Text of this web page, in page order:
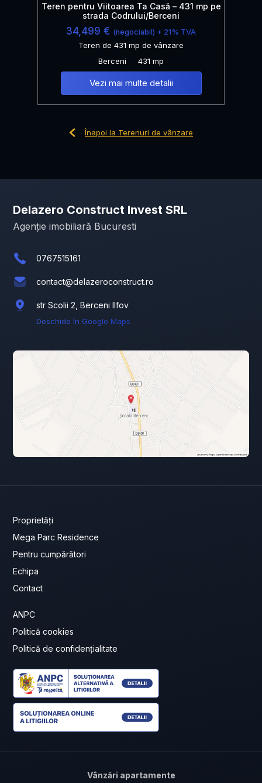
Teren pentru Viitoarea Ta Casă – 431 mp pe
strada Codrului/Berceni
34,499 € (negociabil) + 21% TVA
Teren de 431 mp de vânzare
Berceni
431 mp
Vezi mai multe detalii
Înapoi la Terenuri de vânzare
Delazero Construct Invest SRL
Agenție imobiliară Bucuresti
0767515161
contact@delazeroconstruct.ro
str Scolii 2, Berceni Ilfov
Deschide în Google Maps
Proprietăți
Mega Parc Residence
Pentru cumpărători
Echipa
Contact
ANPC
Politică cookies
Politică de confidențialitate
Vânzări apartamente